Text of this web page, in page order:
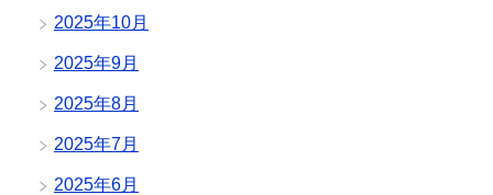
2025年10月
2025年9月
2025年8月
2025年7月
2025年6月